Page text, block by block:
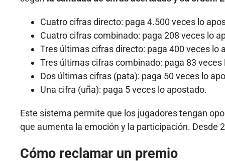
Cuatro cifras directo: paga 4.500 veces lo
Cuatro cifras combinado: paga 208 veces lo
Tres últimas cifras directo: paga 400 veces lo
Tres últimas cifras combinado: paga 83 veces
Dos últimas cifras (pata): paga 50 veces lo
Una cifra (uña): paga 5 veces lo apostado.
Este sistema permite que los jugadores tengan
que aumenta la emoción y la participación. Desde
Cómo reclamar un premio